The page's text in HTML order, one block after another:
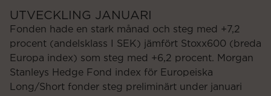
UTVECKLING JANUARI
Fonden hade en stark månad och steg med +7,2
procent (andelsklass I SEK) jämfört Stoxx600 (breda
Europa index) som steg med +6,2 procent. Morgan
Stanleys Hedge Fond index för Europeiska
Long/Short fonder steg preliminärt under januari